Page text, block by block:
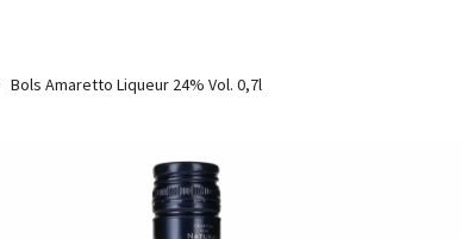
Bols Amaretto Liqueur 24% Vol. 0,7l